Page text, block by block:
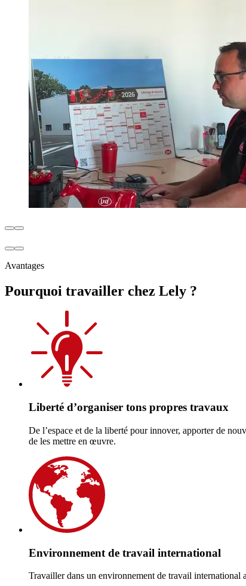
Avantages
Pourquoi travailler chez Lely ?
Liberté d’organiser tons propres travaux
De l’espace et de la liberté pour innover, apporter de
de les mettre en œuvre.
Environnement de travail international
Travailler dans un environnement de travail international